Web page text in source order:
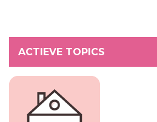
ACTIEVE TOPICS